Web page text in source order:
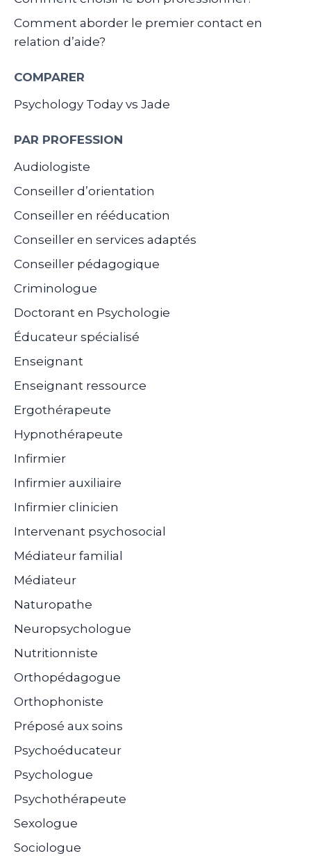
Comment aborder le premier contact en
relation d’aide?
COMPARER
Psychology Today vs Jade
PAR PROFESSION
Audiologiste
Conseiller d’orientation
Conseiller en rééducation
Conseiller en services adaptés
Conseiller pédagogique
Criminologue
Doctorant en Psychologie
Éducateur spécialisé
Enseignant
Enseignant ressource
Ergothérapeute
Hypnothérapeute
Infirmier
Infirmier auxiliaire
Infirmier clinicien
Intervenant psychosocial
Médiateur familial
Médiateur
Naturopathe
Neuropsychologue
Nutritionniste
Orthopédagogue
Orthophoniste
Préposé aux soins
Psychoéducateur
Psychologue
Psychothérapeute
Sexologue
Sociologue